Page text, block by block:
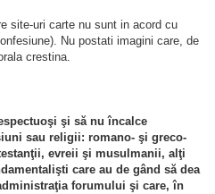
site-uri carte nu sunt in acord cu
Nu postati imagini care, de
crestina.
şi să nu încalce
sau religii: romano- şi greco-
evreii şi musulmanii, alţi
care au de gând să dea
forumului şi care, în